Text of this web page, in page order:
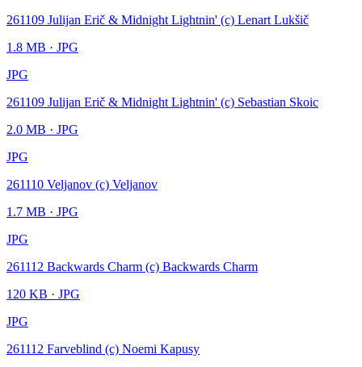
261109 Julijan Erič & Midnight Lightnin' (c) Lenart Lukšič
1.8 MB · JPG
JPG
261109 Julijan Erič & Midnight Lightnin' (c) Sebastian Skoic
2.0 MB · JPG
JPG
261110 Veljanov (c) Veljanov
1.7 MB · JPG
JPG
261112 Backwards Charm (c) Backwards Charm
120 KB · JPG
JPG
261112 Farveblind (c) Noemi Kapusy